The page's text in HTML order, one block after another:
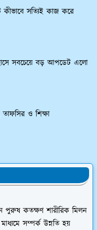
সত্যিই কাজ করে
সবচেয়ে বড় আপডেট এলো
ও শিক্ষা
পুরুষ কতক্ষণ শারীরিক মিলন
সম্পর্ক উন্নতি হয়